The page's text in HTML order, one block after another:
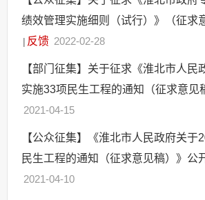
绩效管理实施细则（试行）》（征求
| 反馈 2022-02-28
【部门征集】关于征求《淮北市人民
实施33项民生工程的通知（征求意见
2021-04-15
【公众征集】《淮北市人民政府关于
民生工程的通知（征求意见稿）》公
2021-04-10